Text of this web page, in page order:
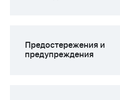
Министра
Горячая линия
Предостережения и
предупреждения